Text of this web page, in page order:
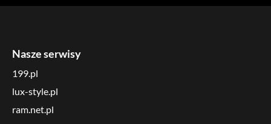
Nasze serwisy
199.pl
lux-style.pl
ram.net.pl